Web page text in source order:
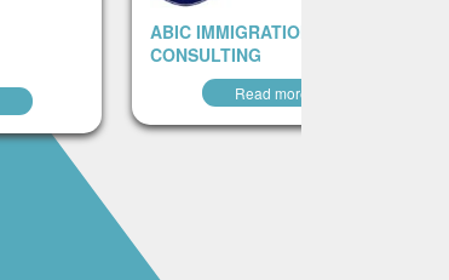
ABIC IMMIGRATION
CONSULTING
Read more »